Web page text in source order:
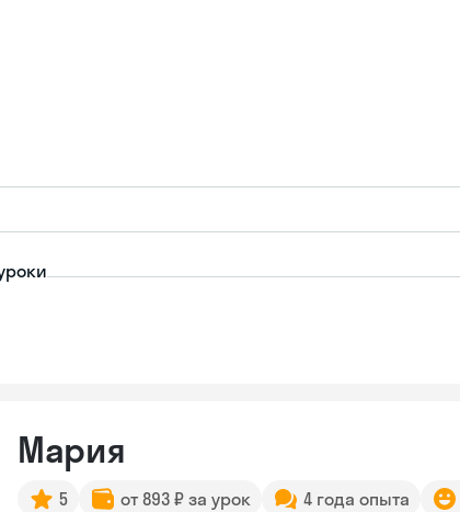
Мария
5 от 893 ₽ за урок 4 года опыта